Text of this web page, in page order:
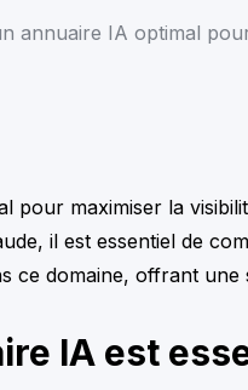
annuaire IA optimal
pour maximiser la
il est essentiel de
ce domaine, offrant une
IA est